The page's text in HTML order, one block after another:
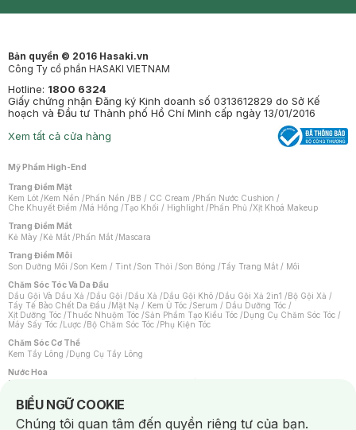
Bản quyền © 2016 Hasaki.vn
Công Ty cổ phần HASAKI VIETNAM
Hotline: 1800 6324
Giấy chứng nhận Đăng ký Kinh doanh số 0313612829 do Sở Kế
hoạch và Đầu tư Thành phố Hồ Chí Minh cấp ngày 13/01/2016
Xem tất cả cửa hàng
Mỹ Phẩm High-End
Trang Điểm Mặt
Kem Lót /Kem Nền /Phấn Nền /BB / CC Cream /Phấn Nước Cushion /
Che Khuyết Điểm /Má Hồng /Tạo Khối / Highlight /Phấn Phủ /Xịt Khoá Makeup
Trang Điểm Mắt
Kẻ Mày /Kẻ Mắt /Phấn Mắt /Mascara
Trang Điểm Môi
Son Dưỡng Môi /Son Kem / Tint /Son Thỏi /Son Bóng /Tẩy Trang Mắt / Môi
Chăm Sóc Tóc Và Da Đầu
Dầu Gội Và Dầu Xả /Dầu Gội /Dầu Xả /Dầu Gội Khô /Dầu Gội Xả 2in1 /Bộ Gội Xả /
Tẩy Tế Bào Chết Da Đầu /Mặt Nạ / Kem Ủ Tóc /Serum / Dầu Dưỡng Tóc /
Xịt Dưỡng Tóc /Thuốc Nhuộm Tóc /Sản Phẩm Tạo Kiểu Tóc /Dụng Cụ Chăm Sóc Tóc /
Máy Sấy Tóc /Lược /Bộ Chăm Sóc Tóc /Phụ Kiện Tóc
Chăm Sóc Cơ Thể
Kem Tẩy Lông /Dụng Cụ Tẩy Lông
Nước Hoa
Nước Hoa Nữ
Chăm Sóc Cá Nhân
Chống Muỗi /Khẩu Trang /Máy Massage/Mặt Nạ Xông Hơi /Nước Rửa Tay/
BIỂU NGỮ COOKIE
Notice about cookies usage
Chúng tôi quan tâm đến quyền riêng tư của bạn.